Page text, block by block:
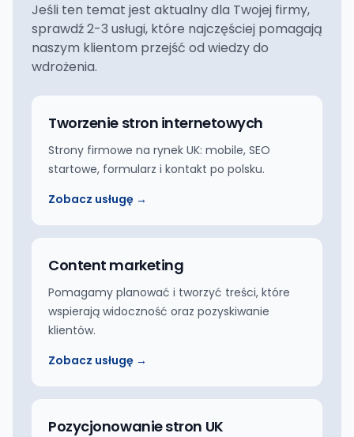
Jeśli ten temat jest aktualny dla Twojej firmy,
sprawdź 2-3 usługi, które najczęściej pomagają
naszym klientom przejść od wiedzy do
wdrożenia.
Tworzenie stron internetowych
Strony firmowe na rynek UK: mobile, SEO
startowe, formularz i kontakt po polsku.
Zobacz usługę →
Content marketing
Pomagamy planować i tworzyć treści, które
wspierają widoczność oraz pozyskiwanie
klientów.
Zobacz usługę →
Pozycjonowanie stron UK